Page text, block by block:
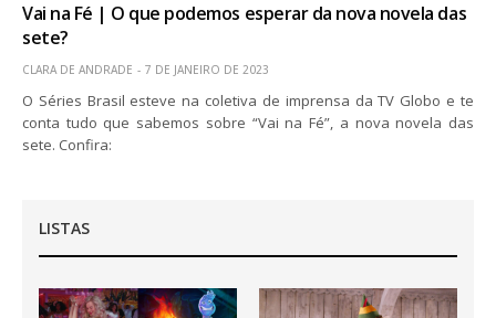
Vai na Fé | O que podemos esperar da nova novela das
sete?
CLARA DE ANDRADE 7 DE JANEIRO DE 2023
O Séries Brasil esteve na coletiva de imprensa da TV Globo e te
conta tudo que sabemos sobre “Vai na Fé”, a nova novela das
sete. Confira:
LISTAS